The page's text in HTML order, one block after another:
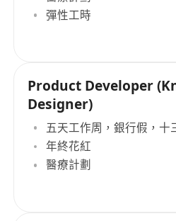
彈性工時
Product Developer
Designer)
五天工作周，銀行假，十
年終花紅
醫療計劃